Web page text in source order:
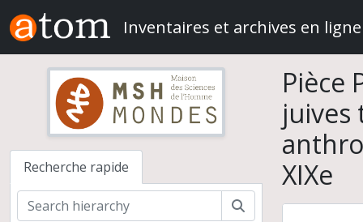
Skip to main content
Inventaires et archives en ligne
Recherche rapide
Rechercher
Pièce
juives
XIXe